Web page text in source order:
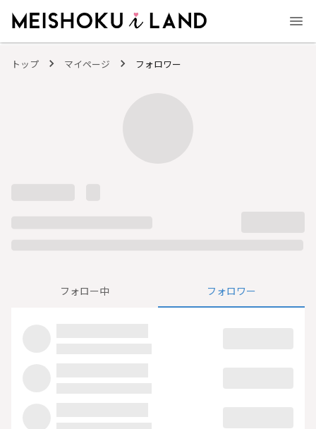
トップ マイページ フォロワー
フォロー中 フォロワー